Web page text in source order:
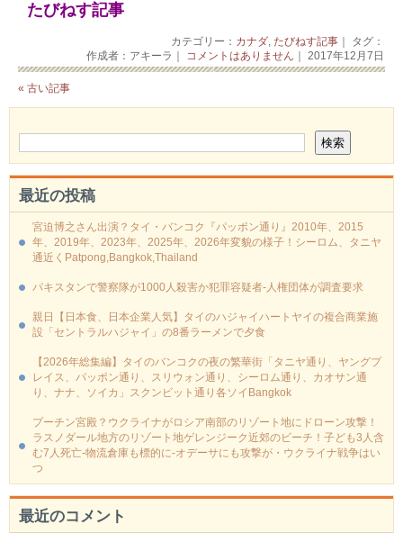
たびねす記事
カテゴリー： カナダ, たびねす記事｜ タグ：
作成者：アキーラ｜ コメントはありません ｜ 2017年12月7日
« 古い記事
最近の投稿
宮迫博之さん出演？タイ・バンコク『パッポン通り』2010年、2015
年、2019年、2023年、2025年、2026年変貌の様子！シーロム、タニヤ
通近くPatpong,Bangkok,Thailand
パキスタンで警察隊が1000人殺害か犯罪容疑者-人権団体が調査要求
親日【日本食、日本企業人気】タイのハジャイハートヤイの複合商業施
設「セントラルハジャイ」の8番ラーメンで夕食
【2026年総集編】タイのバンコクの夜の繁華街「タニヤ通り、ヤングプ
レイス、パッポン通り、スリウォン通り、シーロム通り、カオサン通
り、ナナ、ソイカ」スクンビット通り各ソイBangkok
プーチン宮殿？ウクライナがロシア南部のリゾート地にドローン攻撃！
ラスノダール地方のリゾート地ゲレンジーク近郊のビーチ！子ども3人含
む7人死亡-物流倉庫も標的に‐オデーサにも攻撃が・ウクライナ戦争はい
つ
最近のコメント